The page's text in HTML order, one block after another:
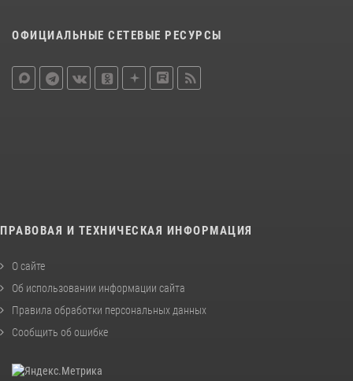
ОФИЦИАЛЬНЫЕ СЕТЕВЫЕ РЕСУРСЫ
ПРАВОВАЯ И ТЕХНИЧЕСКАЯ ИНФОРМАЦИЯ
О сайте
Об использовании информации сайта
Правила обработки персональных данных
Сообщить об ошибке